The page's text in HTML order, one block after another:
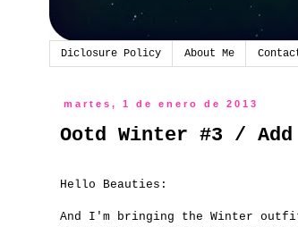
Diclosure Policy About Me
martes, 1 de enero de 2013
Ootd Winter #3 /
Hello Beauties:
And I'm bringing the Winter